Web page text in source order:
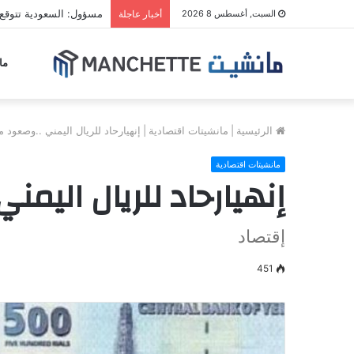
السبت, أغسطس 8 2026 أخبار عاجلة مسؤول: السعودية
الرئيسية مانشيتات اقتصادية إنهيارحاد للريال اليمني
مانشيتات اقتصادية
إنهيارحاد للريال
إقتصاد
451